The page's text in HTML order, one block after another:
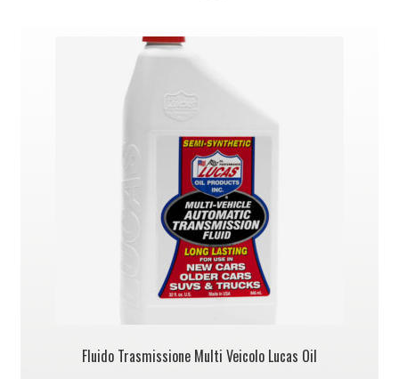
Fluido Trasmissione Multi Veicolo Lucas Oil